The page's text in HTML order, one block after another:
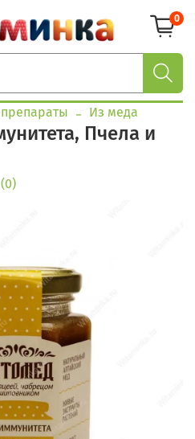
0
Из меда
Пчела и